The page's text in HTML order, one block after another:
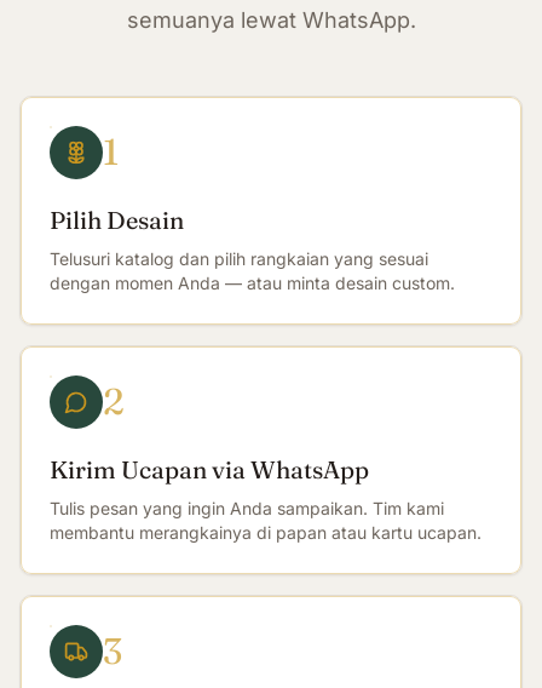
semuanya lewat WhatsApp.
1
Pilih Desain
Telusuri katalog dan pilih rangkaian yang sesuai
dengan momen Anda — atau minta desain custom.
2
Kirim Ucapan via WhatsApp
Tulis pesan yang ingin Anda sampaikan. Tim kami
membantu merangkainya di papan atau kartu ucapan.
3